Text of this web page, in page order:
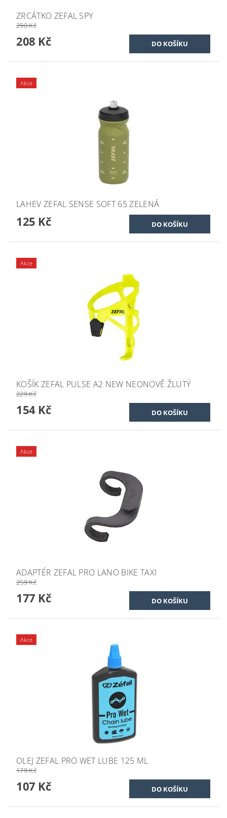
ZRCÁTKO ZEFAL SPY
290 Kč
208 Kč
Akce
LAHEV ZEFAL SENSE SOFT 65 ZELENÁ
125 Kč
Akce
KOŠÍK ZEFAL PULSE A2 NEW NEONOVĚ ŽLUTÝ
229 Kč
154 Kč
Akce
ADAPTÉR ZEFAL PRO LANO BIKE TAXI
259 Kč
177 Kč
Akce
OLEJ ZEFAL PRO WET LUBE 125 ML
179 Kč
107 Kč